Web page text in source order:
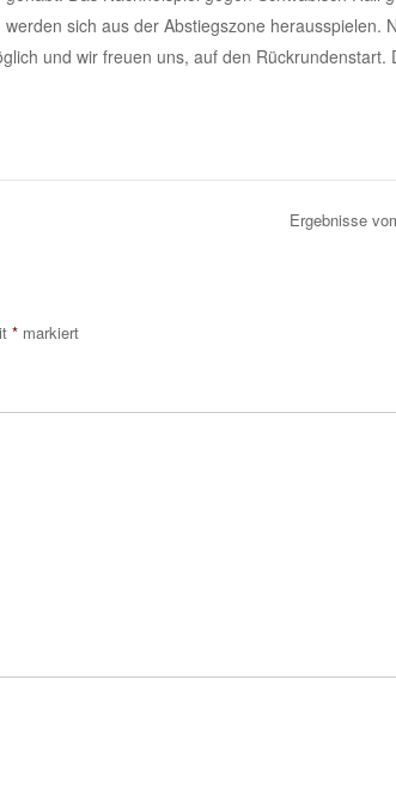
sich aus der Abstiegszone herausspielen.
und wir freuen uns, auf den Rückrundenstart.
Ergebnisse
*markiert